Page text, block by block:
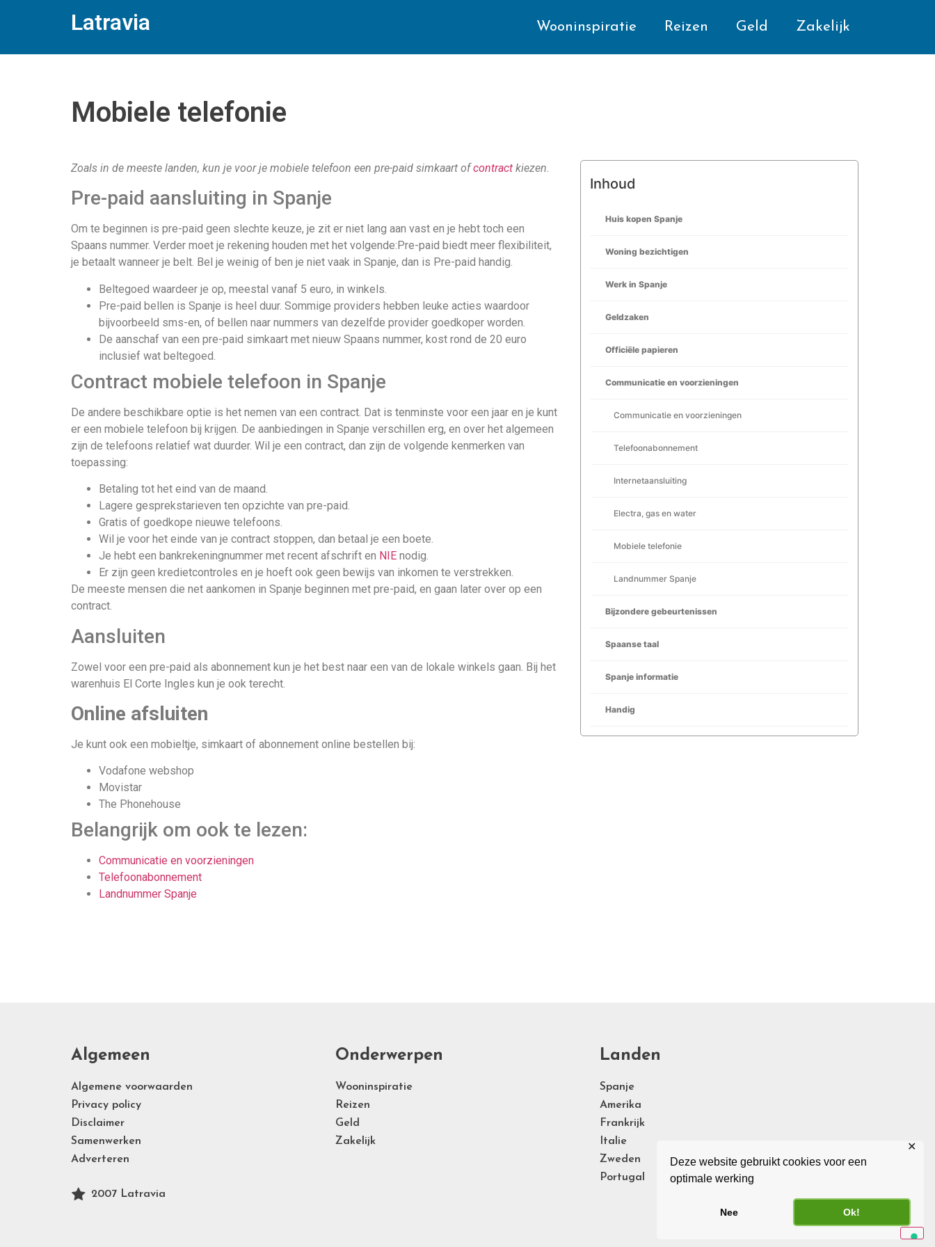
Deze website gebruikt cookies voor een
optimale werking
Nee Ok!
✕
Latravia Wooninspiratie Reizen Geld Zakelijk
Mobiele telefonie
Zoals in de meeste landen, kun je voor je mobiele telefoon een pre-paid simkaart ofcontract kiezen.
Pre-paid aansluiting in Spanje
Om te beginnen is pre-paid geen slechte keuze, je zit er niet lang aan vast en je hebt toch een
Spaans nummer. Verder moet je rekening houden met het volgende:Pre-paid biedt meer flexibiliteit,
je betaalt wanneer je belt. Bel je weinig of ben je niet vaak in Spanje, dan is Pre-paid handig.
Beltegoed waardeer je op, meestal vanaf 5 euro, in winkels.
Pre-paid bellen is Spanje is heel duur. Sommige providers hebben leuke acties waardoor
bijvoorbeeld sms-en, of bellen naar nummers van dezelfde provider goedkoper worden.
De aanschaf van een pre-paid simkaart met nieuw Spaans nummer, kost rond de 20 euro
inclusief wat beltegoed.
Contract mobiele telefoon in Spanje
De andere beschikbare optie is het nemen van een contract. Dat is tenminste voor een jaar en je kunt
er een mobiele telefoon bij krijgen. De aanbiedingen in Spanje verschillen erg, en over het algemeen
zijn de telefoons relatief wat duurder. Wil je een contract, dan zijn de volgende kenmerken van
toepassing:
Betaling tot het eind van de maand.
Lagere gesprekstarieven ten opzichte van pre-paid.
Gratis of goedkope nieuwe telefoons.
Wil je voor het einde van je contract stoppen, dan betaal je een boete.
Je hebt een bankrekeningnummer met recent afschrift en NIE nodig.
Er zijn geen kredietcontroles en je hoeft ook geen bewijs van inkomen te verstrekken.
De meeste mensen die net aankomen in Spanje beginnen met pre-paid, en gaan later over op een
contract.
Aansluiten
Zowel voor een pre-paid als abonnement kun je het best naar een van de lokale winkels gaan. Bij het
warenhuis El Corte Ingles kun je ook terecht.
Online afsluiten
Je kunt ook een mobieltje, simkaart of abonnement online bestellen bij:
Vodafone webshop
Movistar
The Phonehouse
Belangrijk om ook te lezen:
Communicatie en voorzieningen
Telefoonabonnement
Landnummer Spanje
Inhoud
Huis kopen Spanje
Woning bezichtigen
Werk in Spanje
Geldzaken
Officiële papieren
Communicatie en voorzieningen
Communicatie en voorzieningen
Telefoonabonnement
Internetaansluiting
Electra, gas en water
Mobiele telefonie
Landnummer Spanje
Bijzondere gebeurtenissen
Spaanse taal
Spanje informatie
Handig
Algemeen
Algemene voorwaarden
Privacy policy
Disclaimer
Samenwerken
Adverteren
2007 Latravia
Onderwerpen
Wooninspiratie
Reizen
Geld
Zakelijk
Landen
Spanje
Amerika
Frankrijk
Italie
Zweden
Portugal